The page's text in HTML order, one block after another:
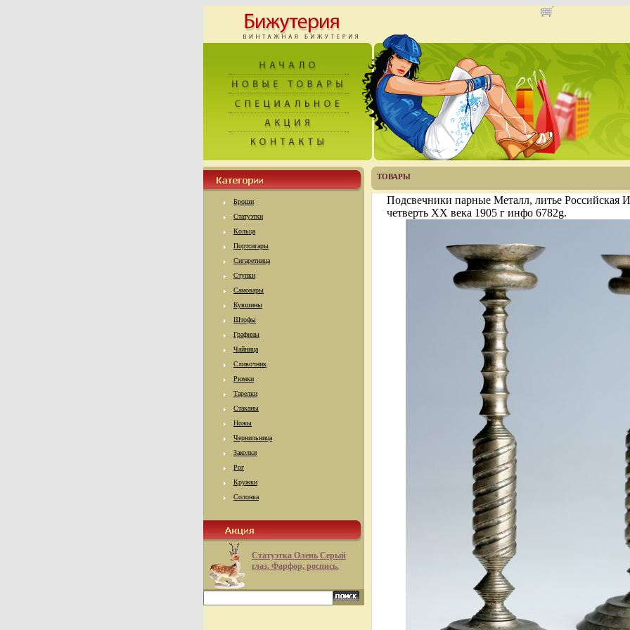
Броши
Статуэтки
Кольца
Портсигары
Сигаретница
Ступки
Самовары
Кувшины
Штофы
Графины
Чайница
Сливочник
Рюмки
Тарелки
Стаканы
Ножы
Чернильница
Заколки
Рог
Кружки
Солонка
Статуэтка Олень Серый
глаз. Фарфор, роспись.
ТОВАРЫ
Подсвечники парные Металл, литье Российская
четверть XX века 1905 г инфо 6782g.